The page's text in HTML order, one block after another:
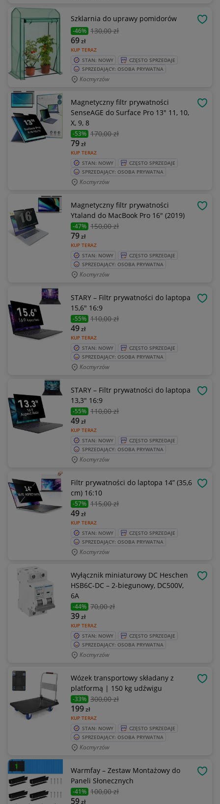
Szklarnia do uprawy pomidorów
-46% 130,00 zł
KUP TERAZ
69zł
STAN: NOWY
CZĘSTO SPRZEDAJE
SPRZEDAJĄCY: OSOBA PRYWATNA
Kocmyrzów
Magnetyczny filtr prywatności
SenseAGE do Surface Pro 13" 11, 10,
X, 9, 8
-53% 170,00 zł
KUP TERAZ
79zł
STAN: NOWY
CZĘSTO SPRZEDAJE
SPRZEDAJĄCY: OSOBA PRYWATNA
Kocmyrzów
Magnetyczny filtr prywatności
Ytaland do MacBook Pro 16" (2019)
-47% 150,00 zł
KUP TERAZ
79zł
STAN: NOWY
CZĘSTO SPRZEDAJE
SPRZEDAJĄCY: OSOBA PRYWATNA
Kocmyrzów
STARY – Filtr prywatności do laptopa
15,6" 16:9
-55% 110,00 zł
KUP TERAZ
49zł
STAN: NOWY
CZĘSTO SPRZEDAJE
SPRZEDAJĄCY: OSOBA PRYWATNA
Kocmyrzów
STARY – Filtr prywatności do laptopa
13,3" 16:9
-55% 110,00 zł
KUP TERAZ
49zł
STAN: NOWY
CZĘSTO SPRZEDAJE
SPRZEDAJĄCY: OSOBA PRYWATNA
Kocmyrzów
Filtr prywatności do laptopa 14” (35,6
cm) 16:10
-57% 115,00 zł
KUP TERAZ
49zł
STAN: NOWY
CZĘSTO SPRZEDAJE
SPRZEDAJĄCY: OSOBA PRYWATNA
Kocmyrzów
Wyłącznik miniaturowy DC Heschen
HSB6C-DC – 2-biegunowy, DC500V,
6A
-44% 70,00 zł
KUP TERAZ
39zł
STAN: NOWY
CZĘSTO SPRZEDAJE
SPRZEDAJĄCY: OSOBA PRYWATNA
Kocmyrzów
Wózek transportowy składany z
platformą | 150 kg udźwigu
-33% 300,00 zł
KUP TERAZ
199zł
STAN: NOWY
CZĘSTO SPRZEDAJE
SPRZEDAJĄCY: OSOBA PRYWATNA
Kocmyrzów
Warmfay – Zestaw Montażowy do
Paneli Słonecznych
-41% 100,00 zł
59zł